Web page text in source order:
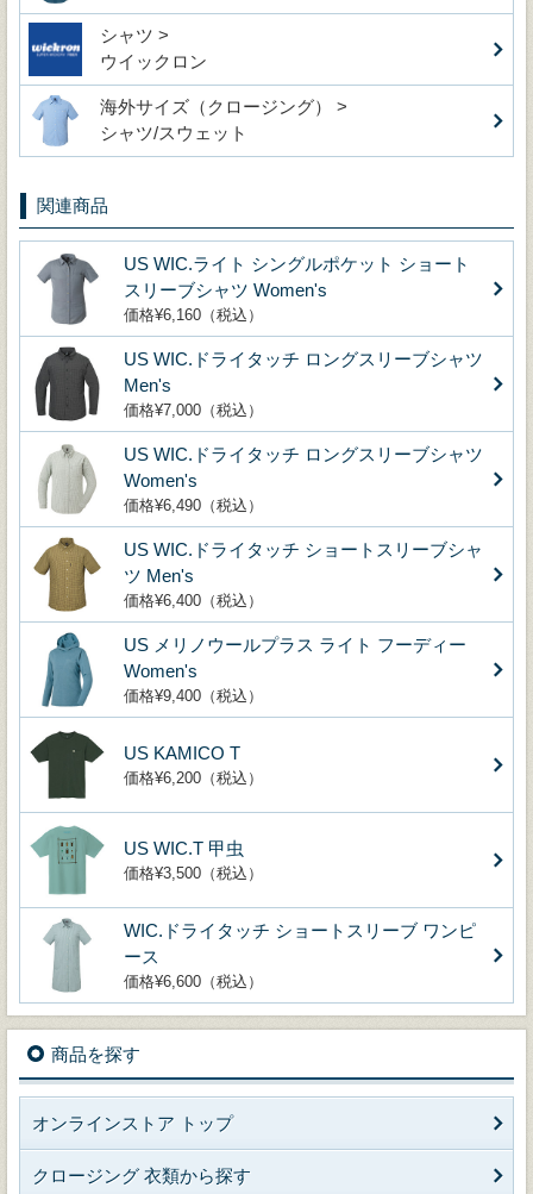
シャツ >
ウイックロン
海外サイズ（クロージング） >
シャツ/スウェット
関連商品
US WIC.ライト シングルポケット ショート
スリーブシャツ Women's
価格¥6,160（税込）
US WIC.ドライタッチ ロングスリーブシャツ
Men's
価格¥7,000（税込）
US WIC.ドライタッチ ロングスリーブシャツ
Women's
価格¥6,490（税込）
US WIC.ドライタッチ ショートスリーブシャ
ツ Men's
価格¥6,400（税込）
US メリノウールプラス ライト フーディー
Women's
価格¥9,400（税込）
US KAMICO T
価格¥6,200（税込）
US WIC.T 甲虫
価格¥3,500（税込）
WIC.ドライタッチ ショートスリーブ ワンピ
ース
価格¥6,600（税込）
商品を探す
オンラインストア トップ
クロージング 衣類から探す